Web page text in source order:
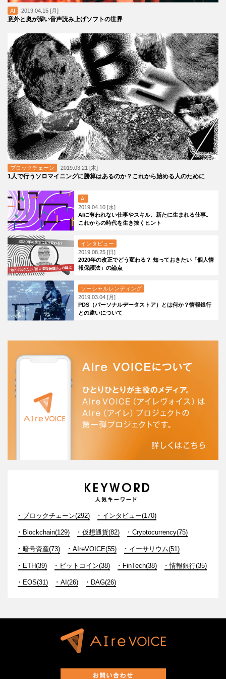
AI 2019.04.15 [月]
意外と奥が深い音声読み上げソフトの世界
ブロックチェーン 2019.03.21 [木]
1人で行うソロマイニングに勝算はあるのか？これから始める人のために
AI
2019.04.10 [水]
AIに奪われない仕事やスキル、新たに生まれる仕事。
これからの時代を生き抜くヒント
インタビュー
2019.08.25 [日]
2020年の改正でどう変わる？ 知っておきたい「個人情
報保護法」の論点
ソーシャルレンディング
2019.03.04 [月]
PDS（パーソナルデータストア）とは何か？情報銀行
との違いについて
ブロックチェーン(292) インタビュー(170)
Blockchain(129) 仮想通貨(82) Cryptocurrency(75)
暗号資産(73) AIreVOICE(55) イーサリウム(51)
ETH(39) ビットコイン(38) FinTech(38) 情報銀行(35)
EOS(31) AI(26) DAG(26)